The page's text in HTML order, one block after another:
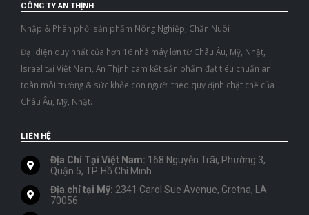
CÔNG TY AN THỊNH
Nhập & Phân phối sản phẩm Nông Nghiệp, Chăn Nuôi
Đại diện duy nhất của hơn 16 nhà máy lớn từ Châu Âu, Mỹ, Nhật,
Israel tại Việt Nam, An Thịnh cam kết sản phẩm đạt tiêu chuẩn an
toàn môi trường & sức khỏe con người theo quy định chặt chẽ của
Châu Âu, Mỹ, Nhật.
LIÊN HỆ
Địa Chỉ Tại Việt Nam: 168 Nguyễn Trãi, Phường 3,
Quận 5, TP. Hồ Chí Minh.
Địa chỉ tại Mỹ: 2341 Carol Sue Avenue, Gretna, LA
70056